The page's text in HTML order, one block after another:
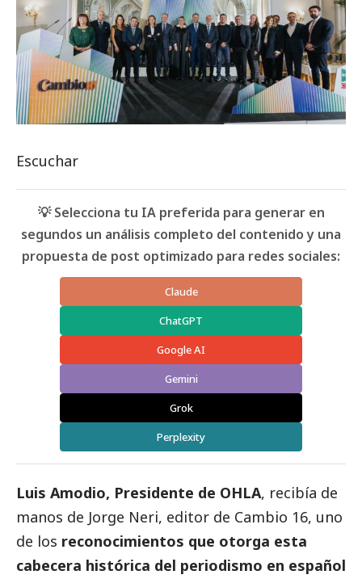
Escuchar
💡 Selecciona tu IA preferida para generar en
segundos un análisis completo del contenido y una
propuesta de post optimizado para redes sociales:
Claude
ChatGPT
Google AI
Gemini
Grok
Perplexity
Luis Amodio, Presidente de OHLA, recibía de
manos de Jorge Neri, editor de Cambio 16, uno
de los reconocimientos que otorga esta
cabecera histórica del periodismo en español